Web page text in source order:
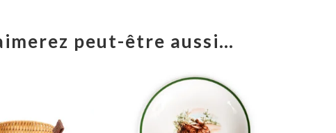
peut-être aussi…